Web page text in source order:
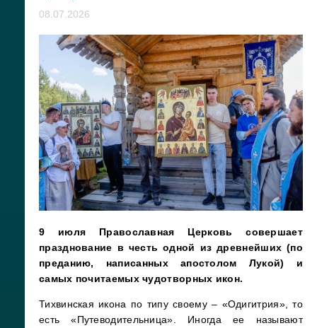
08.07.2026
9 июля Православная Церковь совершает
празднование в честь одной из древнейших (по
преданию, написанных апостолом Лукой) и
самых почитаемых чудотворных икон.
Тихвинская икона по типу своему – «Одигитрия», то
есть «Путеводительница». Иногда ее называют